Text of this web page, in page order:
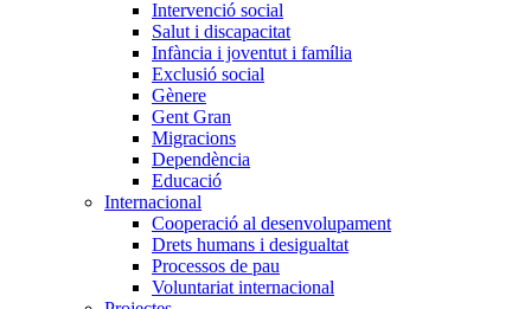
Intervenció social
Salut i discapacitat
Infància i joventut i família
Exclusió social
Gènere
Gent Gran
Migracions
Dependència
Educació
Internacional
Cooperació al desenvolupament
Drets humans i desigualtat
Processos de pau
Voluntariat internacional